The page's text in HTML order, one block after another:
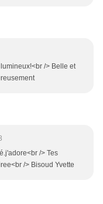
/> Belle et
/> Tes
/> Bisoud Yvette